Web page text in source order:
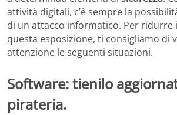
attività digitali, c’è sempre la
di un attacco informatico. Per ridurre
questa esposizione, ti consigliamo di
attenzione le seguenti situazioni.
Software: tienilo
pirateria.